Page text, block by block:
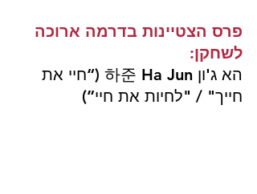
פרס הצטיינות בדרמה ארוכה
לשחקן:
הא ג'ון 하준 Ha Jun
(“חיי את
חייך" / "לחיות את חיי”)